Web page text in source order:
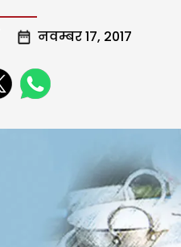
नवम्बर 17, 2017